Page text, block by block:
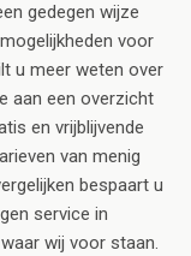
gedegen wijze
voor
u meer weten over
aan een overzicht
en vrijblijvende
van menig
bespaart u
service in
wij voor staan.